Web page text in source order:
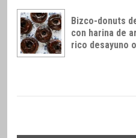
Bizco-donuts
con harina de
rico desayuno